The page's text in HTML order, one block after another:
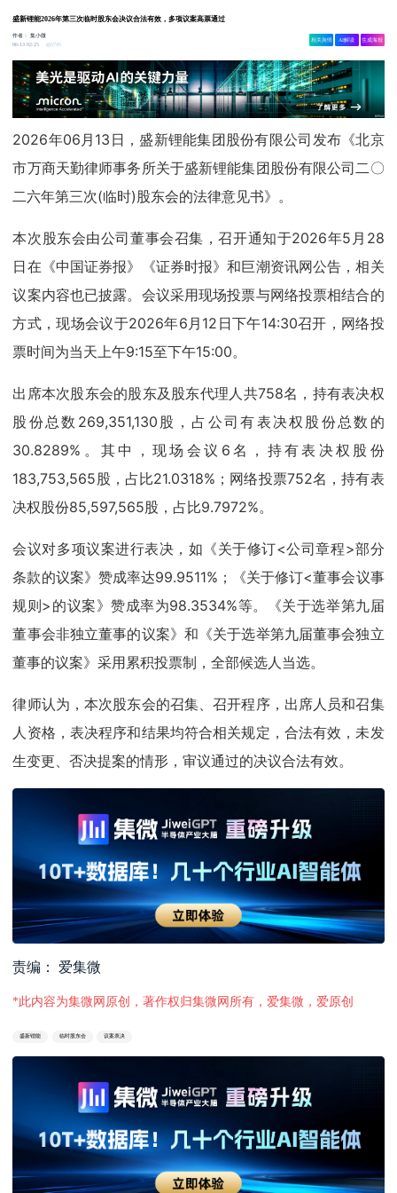
盛新锂能2026年第三次临时股东会决议合法有效，多项议案高票通过
作者：集小微
06-13 02:25
5745
相关舆情 AI解读 生成海报
2026年06月13日，盛新锂能集团股份有限公司发布《北京
市万商天勤律师事务所关于盛新锂能集团股份有限公司二〇
二六年第三次(临时)股东会的法律意见书》。
本次股东会由公司董事会召集，召开通知于2026年5月28
日在《中国证券报》《证券时报》和巨潮资讯网公告，相关
议案内容也已披露。会议采用现场投票与网络投票相结合的
方式，现场会议于2026年6月12日下午14:30召开，网络投
票时间为当天上午9:15至下午15:00。
出席本次股东会的股东及股东代理人共758名，持有表决权
股份总数269,351,130股，占公司有表决权股份总数的
30.8289%。其中，现场会议6名，持有表决权股份
183,753,565股，占比21.0318%；网络投票752名，持有表
决权股份85,597,565股，占比9.7972%。
会议对多项议案进行表决，如《关于修订<公司章程>部分
条款的议案》赞成率达99.9511%；《关于修订<董事会议事
规则>的议案》赞成率为98.3534%等。《关于选举第九届
董事会非独立董事的议案》和《关于选举第九届董事会独立
董事的议案》采用累积投票制，全部候选人当选。
律师认为，本次股东会的召集、召开程序，出席人员和召集
人资格，表决程序和结果均符合相关规定，合法有效，未发
生变更、否决提案的情形，审议通过的决议合法有效。
责编： 爱集微
*此内容为集微网原创，著作权归集微网所有，爱集微，爱原创
盛新锂能 临时股东会 议案表决